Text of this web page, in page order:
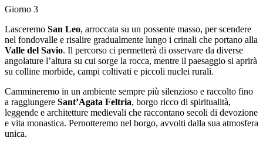
Giorno 3
Lasceremo San Leo, arroccata su un possente masso, per scendere
nel fondovalle e risalire gradualmente lungo i crinali che portano alla
Valle del Savio. Il percorso ci permetterà di osservare da diverse
angolature l’altura su cui sorge la rocca, mentre il paesaggio si aprirà
su colline morbide, campi coltivati e piccoli nuclei rurali.
Cammineremo in un ambiente sempre più silenzioso e raccolto fino
a raggiungere Sant’Agata Feltria, borgo ricco di spiritualità,
leggende e architetture medievali che raccontano secoli di devozione
e vita monastica. Pernotteremo nel borgo, avvolti dalla sua atmosfera
unica.